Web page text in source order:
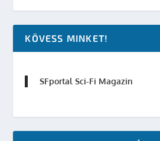
KÖVESS MINKET!
SFportal Sci-Fi Magazin